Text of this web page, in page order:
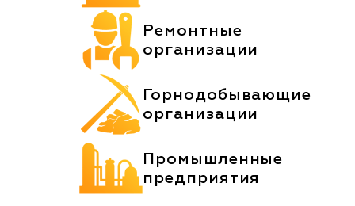
Ремонтные
организации
Горнодобывающие
организации
Промышленные
предприятия